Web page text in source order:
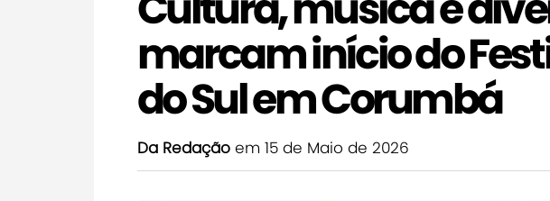
marcam início do
do Sul em Corumbá
Da Redação em 15 de Maio de 2026